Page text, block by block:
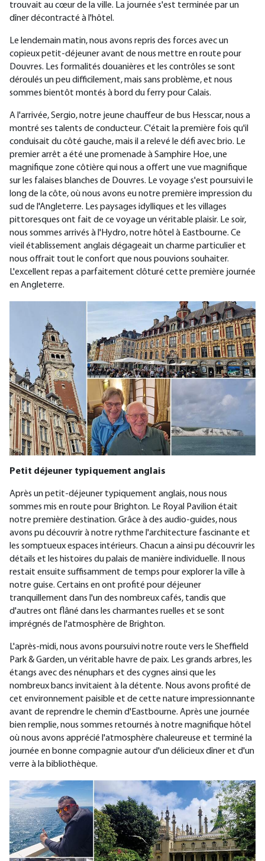
trouvait au cœur de la ville. La journée s'est terminée par un
dîner décontracté à l'hôtel.
Le lendemain matin, nous avons repris des forces avec un
copieux petit-déjeuner avant de nous mettre en route pour
Douvres. Les formalités douanières et les contrôles se sont
déroulés un peu difficilement, mais sans problème, et nous
sommes bientôt montés à bord du ferry pour Calais.
A l'arrivée, Sergio, notre jeune chauffeur de bus Hesscar, nous a
montré ses talents de conducteur. C'était la première fois qu'il
conduisait du côté gauche, mais il a relevé le défi avec brio. Le
premier arrêt a été une promenade à Samphire Hoe, une
magnifique zone côtière qui nous a offert une vue magnifique
sur les falaises blanches de Douvres. Le voyage s'est poursuivi le
long de la côte, où nous avons eu notre première impression du
sud de l'Angleterre. Les paysages idylliques et les villages
pittoresques ont fait de ce voyage un véritable plaisir. Le soir,
nous sommes arrivés à l'Hydro, notre hôtel à Eastbourne. Ce
vieil établissement anglais dégageait un charme particulier et
nous offrait tout le confort que nous pouvions souhaiter.
L'excellent repas a parfaitement clôturé cette première journée
en Angleterre.
Petit déjeuner typiquement anglais
Après un petit-déjeuner typiquement anglais, nous nous
sommes mis en route pour Brighton. Le Royal Pavilion était
notre première destination. Grâce à des audio-guides, nous
avons pu découvrir à notre rythme l'architecture fascinante et
les somptueux espaces intérieurs. Chacun a ainsi pu découvrir les
détails et les histoires du palais de manière individuelle. Il nous
restait ensuite suffisamment de temps pour explorer la ville à
notre guise. Certains en ont profité pour déjeuner
tranquillement dans l'un des nombreux cafés, tandis que
d'autres ont flâné dans les charmantes ruelles et se sont
imprégnés de l'atmosphère de Brighton.
L'après-midi, nous avons poursuivi notre route vers le Sheffield
Park & Garden, un véritable havre de paix. Les grands arbres, les
étangs avec des nénuphars et des cygnes ainsi que les
nombreux bancs invitaient à la détente. Nous avons profité de
cet environnement paisible et de cette nature impressionnante
avant de reprendre le chemin d'Eastbourne. Après une journée
bien remplie, nous sommes retournés à notre magnifique hôtel
où nous avons apprécié l'atmosphère chaleureuse et terminé la
journée en bonne compagnie autour d'un délicieux dîner et d'un
verre à la bibliothèque.